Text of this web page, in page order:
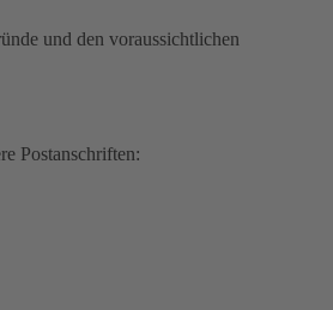
und den voraussichtlichen
Postanschriften: